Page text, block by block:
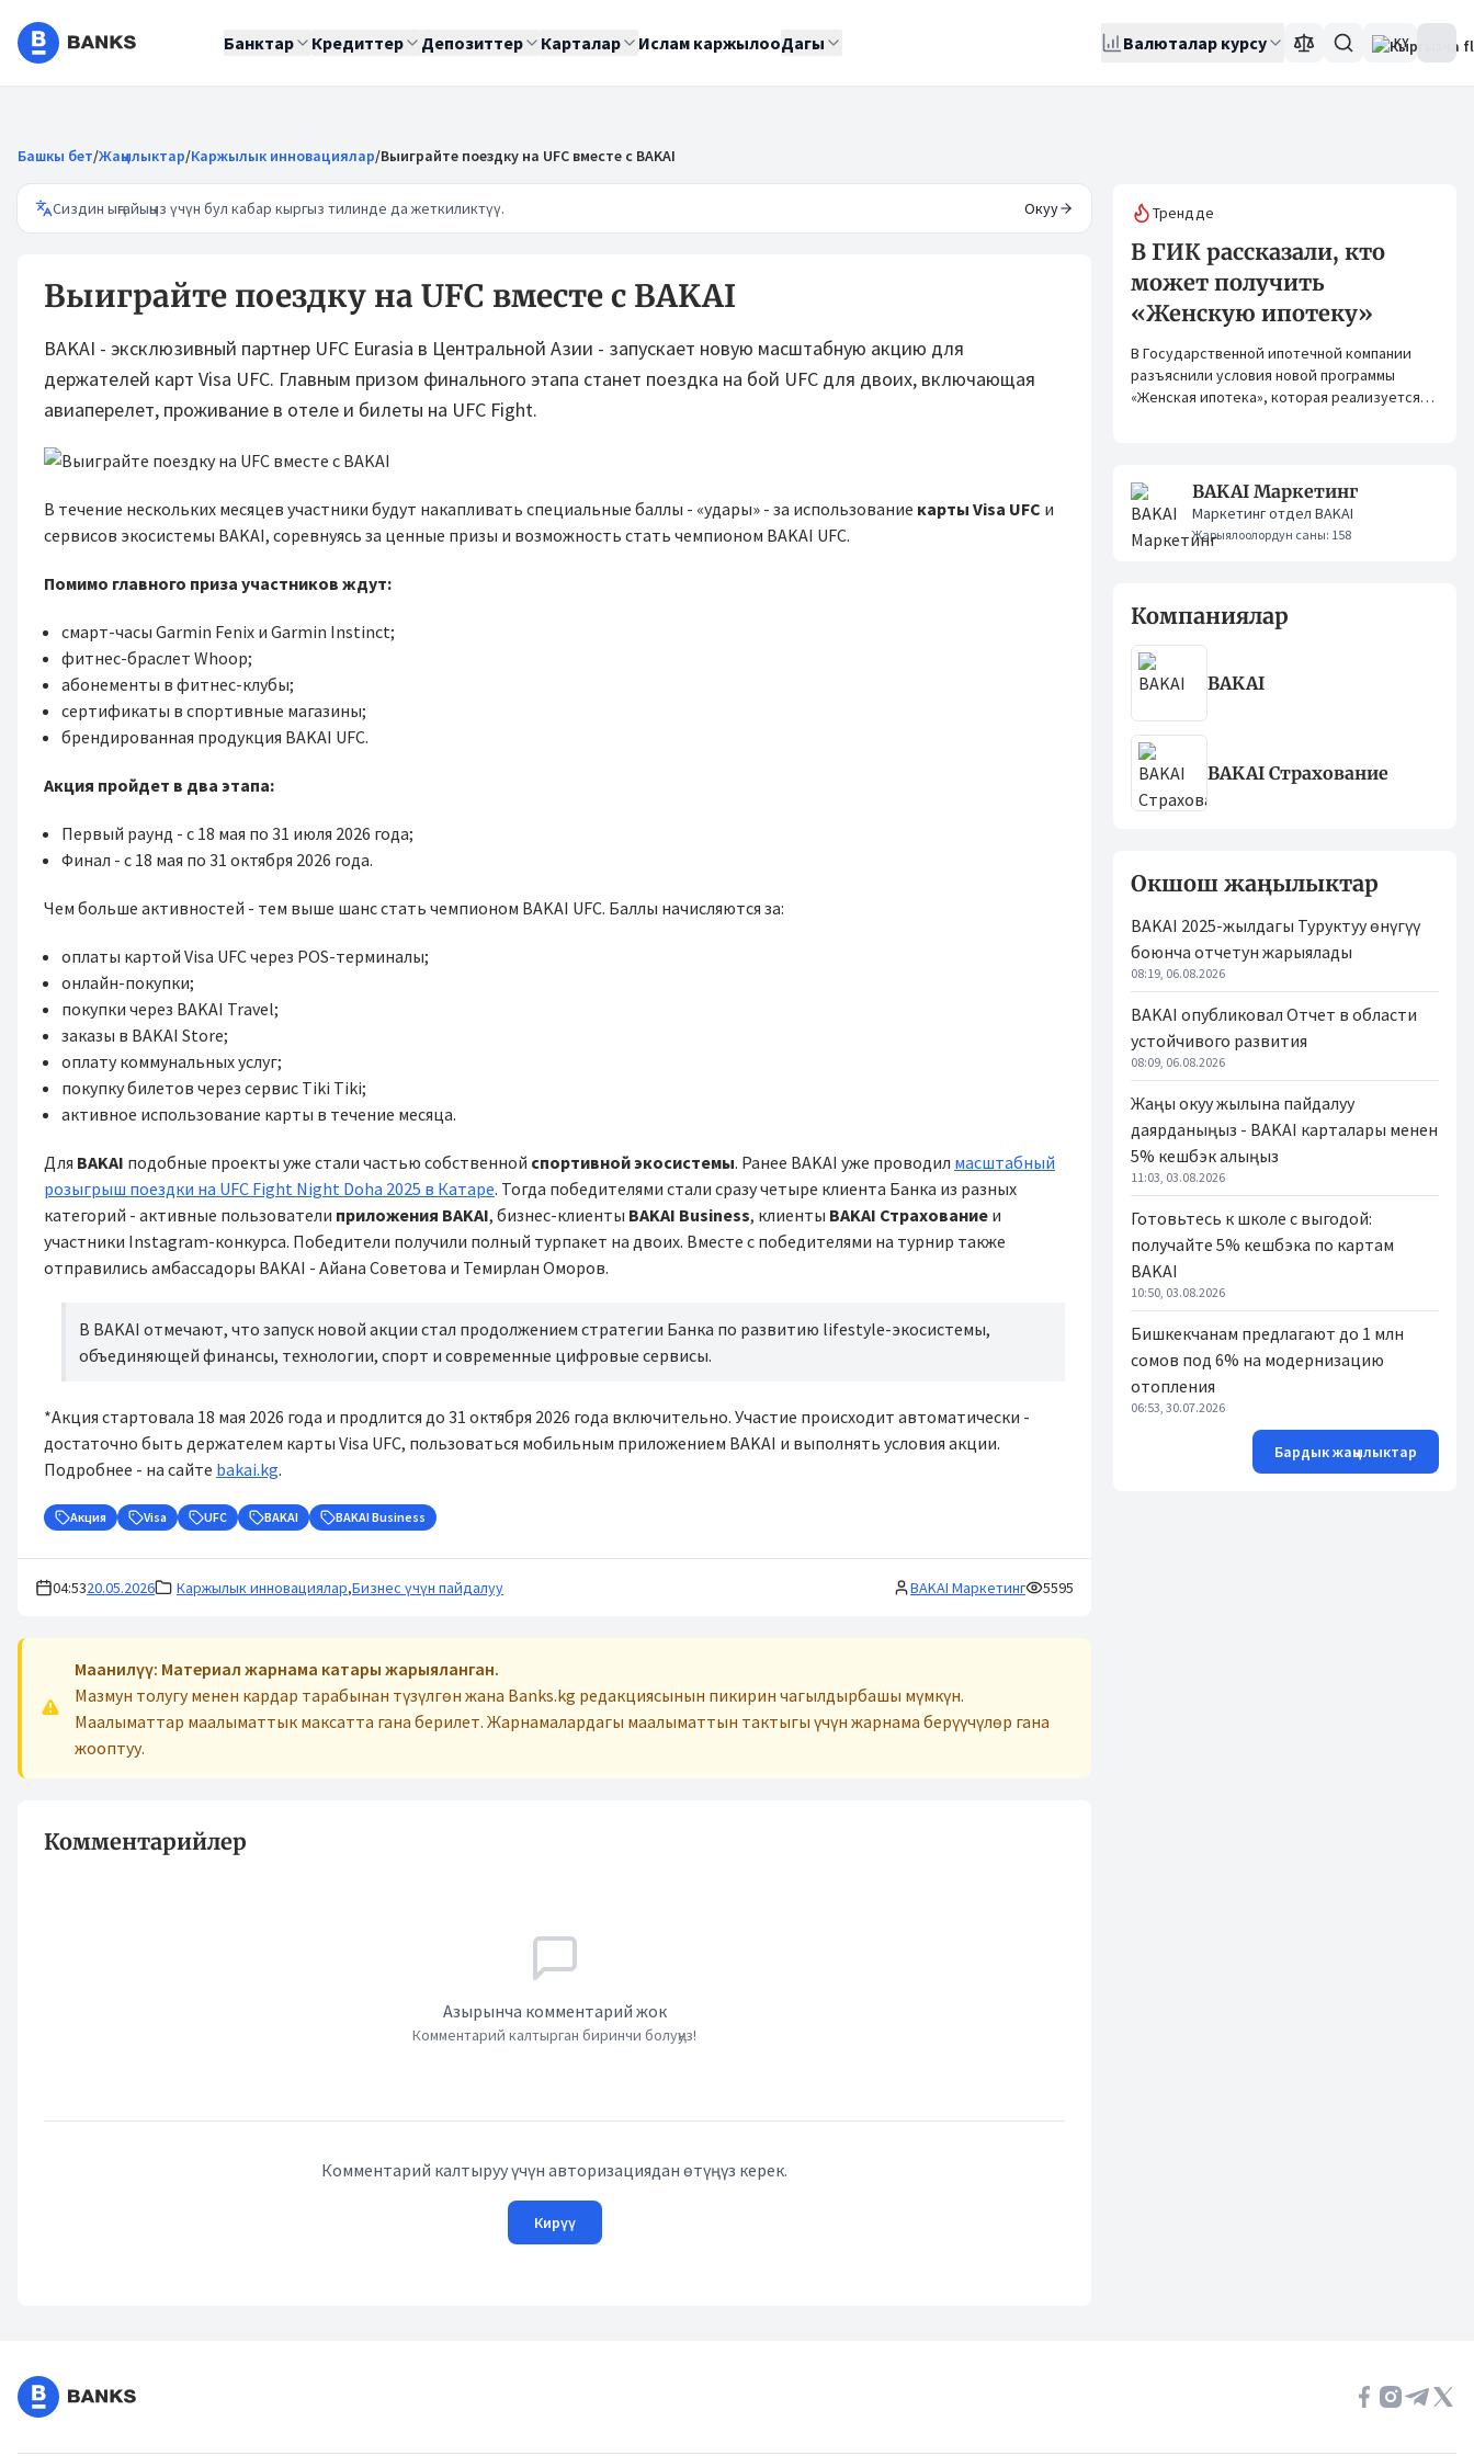
Банктар Кредиттер Депозиттер Карталар Ислам каржылооДагы Валюталар курсу KY
Башкы бет/Жаңылыктар/Каржылык инновациялар/Выиграйте поездку на UFC вместе с BAKAI
Сиздин ыңгайыңыз үчүн бул кабар кыргыз тилинде да жеткиликтүү. Окуу
Выиграйте поездку на UFC вместе с BAKAI
BAKAI - эксклюзивный партнер UFC Eurasia в Центральной Азии - запускает новую масштабную акцию для
держателей карт Visa UFC. Главным призом финального этапа станет поездка на бой UFC для двоих, включающая
авиаперелет, проживание в отеле и билеты на UFC Fight.
В течение нескольких месяцев участники будут накапливать специальные баллы - «удары» - за использование карты Visa UFC и
сервисов экосистемы BAKAI, соревнуясь за ценные призы и возможность стать чемпионом BAKAI UFC.
Помимо главного приза участников ждут:
смарт-часы Garmin Fenix и Garmin Instinct;
фитнес-браслет Whoop;
абонементы в фитнес-клубы;
сертификаты в спортивные магазины;
брендированная продукция BAKAI UFC.
Акция пройдет в два этапа:
Первый раунд - с 18 мая по 31 июля 2026 года;
Финал - с 18 мая по 31 октября 2026 года.
Чем больше активностей - тем выше шанс стать чемпионом BAKAI UFC. Баллы начисляются за:
оплаты картой Visa UFC через POS-терминалы;
онлайн-покупки;
покупки через BAKAI Travel;
заказы в BAKAI Store;
оплату коммунальных услуг;
покупку билетов через сервис Tiki Tiki;
активное использование карты в течение месяца.
Для BAKAI подобные проекты уже стали частью собственной спортивной экосистемы. Ранее BAKAI уже проводил масштабный
розыгрыш поездки на UFC Fight Night Doha 2025 в Катаре. Тогда победителями стали сразу четыре клиента Банка из разных
категорий - активные пользователи приложения BAKAI, бизнес-клиенты BAKAI Business, клиенты BAKAI Страхование и
участники Instagram-конкурса. Победители получили полный турпакет на двоих. Вместе с победителями на турнир также
отправились амбассадоры BAKAI - Айана Советова и Темирлан Оморов.
В BAKAI отмечают, что запуск новой акции стал продолжением стратегии Банка по развитию lifestyle-экосистемы,
объединяющей финансы, технологии, спорт и современные цифровые сервисы.
*Акция стартовала 18 мая 2026 года и продлится до 31 октября 2026 года включительно. Участие происходит автоматически -
достаточно быть держателем карты Visa UFC, пользоваться мобильным приложением BAKAI и выполнять условия акции.
Подробнее - на сайте bakai.kg.
Акция Visa UFC BAKAI BAKAI Business
04:5320.05.2026 Каржылык инновациялар,Бизнес үчүн пайдалуу BAKAI Маркетинг 5595
Маанилүү: Материал жарнама катары жарыяланган.
Мазмун толугу менен кардар тарабынан түзүлгөн жана Banks.kg редакциясынын пикирин чагылдырбашы мүмкүн.
Маалыматтар маалыматтык максатта гана берилет. Жарнамалардагы маалыматтын тактыгы үчүн жарнама берүүчүлөр гана
жооптуу.
Комментарийлер
Азырынча комментарий жок
Комментарий калтырган биринчи болуңуз!
Комментарий калтыруу үчүн авторизациядан өтүңүз керек.
Кирүү
Трендде
В ГИК рассказали, кто
может получить
«Женскую ипотеку»
В Государственной ипотечной компании
разъяснили условия новой программы
«Женская ипотека», которая реализуется
BAKAI Маркетинг
Маркетинг отдел BAKAI
Жарыялоолордун саны: 158
Компаниялар
BAKAI
BAKAI Страхование
Окшош жаңылыктар
BAKAI 2025-жылдагы Туруктуу өнүгүү
боюнча отчетун жарыялады
08:19, 06.08.2026
BAKAI опубликовал Отчет в области
устойчивого развития
08:09, 06.08.2026
Жаңы окуу жылына пайдалуу
даярданыңыз - BAKAI карталары менен
5% кешбэк алыңыз
11:03, 03.08.2026
Готовьтесь к школе с выгодой:
получайте 5% кешбэка по картам
BAKAI
10:50, 03.08.2026
Бишкекчанам предлагают до 1 млн
сомов под 6% на модернизацию
отопления
06:53, 30.07.2026
Бардык жаңылыктар